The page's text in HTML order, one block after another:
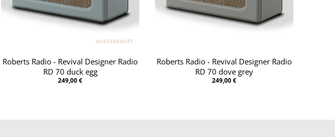
AUSVERKAUFT
Roberts Radio - Revival Designer Radio
RD 70 duck egg
249,00 €
Roberts Radio - Revival Designer Radio
RD 70 dove grey
249,00 €